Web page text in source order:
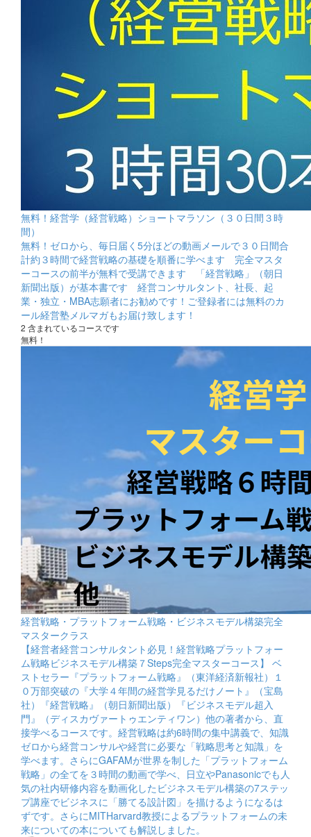
無料！経営学（経営戦略）ショートマラソン（３０日間３時
間）
無料！ゼロから、毎日届く5分ほどの動画メールで３０日間合
計約３時間で経営戦略の基礎を順番に学べます 完全マスタ
ーコースの前半が無料で受講できます 「経営戦略」（朝日
新聞出版）が基本書です 経営コンサルタント、社長、起
業・独立・MBA志願者にお勧めです！ご登録者には無料のカ
ール経営塾メルマガもお届け致します！
2 含まれているコースです
無料！
経営戦略・プラットフォーム戦略・ビジネスモデル構築完全
マスタークラス
【経営者経営コンサルタント必見！経営戦略プラットフォー
ム戦略ビジネスモデル構築７Steps完全マスターコース】 ベ
ストセラー『プラットフォーム戦略』（東洋経済新報社）１
０万部突破の『大学４年間の経営学見るだけノート』（宝島
社）『経営戦略』（朝日新聞出版）『ビジネスモデル超入
門』（ディスカヴァートゥエンティワン）他の著者から、直
接学べるコースです。経営戦略は約6時間の集中講義で、知識
ゼロから経営コンサルや経営に必要な「戦略思考と知識」を
学べます。さらにGAFAMが世界を制した「プラットフォーム
戦略」の全てを３時間の動画で学べ、日立やPanasonicでも人
気の社内研修内容を動画化したビジネスモデル構築の7ステッ
プ講座でビジネスに「勝てる設計図」を描けるようになるは
ずです。さらにMITHarvard教授によるプラットフォームの未
来についての本についても解説しました。